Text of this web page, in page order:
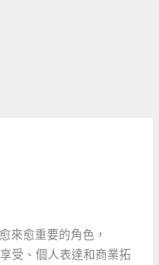
來愈重要的角色，
受、個人表達和商業拓